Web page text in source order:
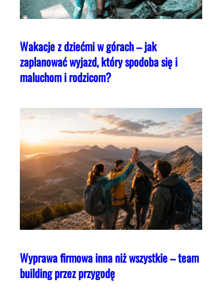
Wakacje z dziećmi w górach – jak
zaplanować wyjazd, który spodoba się i
maluchom i rodzicom?
Wyprawa firmowa inna niż wszystkie – team
building przez przygodę